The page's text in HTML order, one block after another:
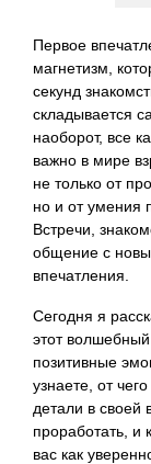
Первое
магнетизм,
секунд
складывается
наоборот, все
важно в мире
не только от
но и от умения
Встречи,
общение с
впечатления.
Сегодня я
этот
позитивные
узнаете, от
детали в своей
проработать, и
вас как